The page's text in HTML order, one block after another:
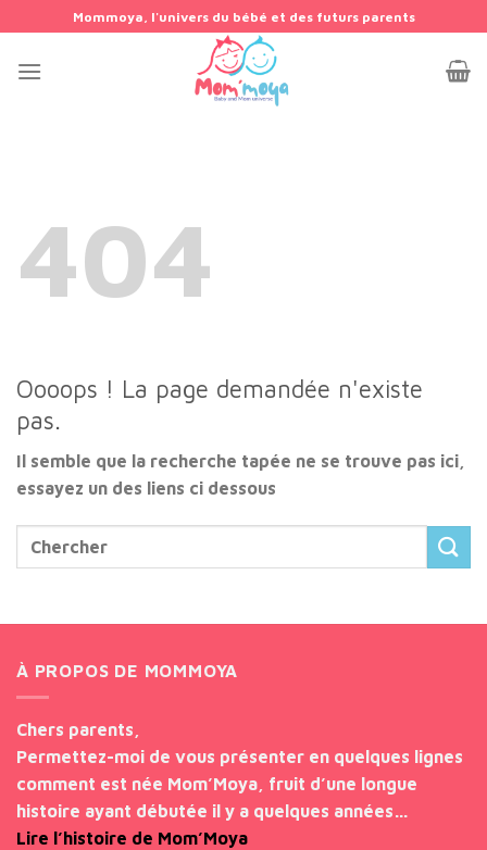
au
contenu
Mommoya, l'univers du bébé et des futurs parents
404
Oooops ! La page demandée n'existe
pas.
Il semble que la recherche tapée ne se trouve pas ici,
essayez un des liens ci dessous
À PROPOS DE MOMMOYA
Chers parents,
Permettez-moi de vous présenter en quelques lignes
comment est née Mom’Moya, fruit d’une longue
histoire ayant débutée il y a quelques années…
Lire l’histoire de Mom’Moya